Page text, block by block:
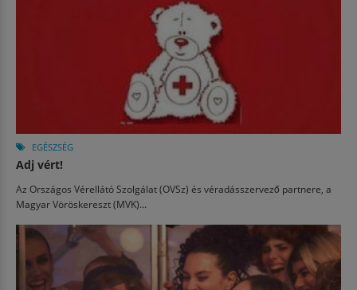
EGÉSZSÉG
Adj vért!
Az Országos Vérellátó Szolgálat (OVSz) és véradásszervező partnere, a
Magyar Vöröskereszt (MVK)...